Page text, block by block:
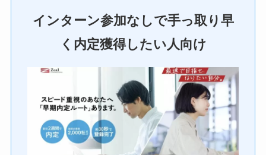
インターン参加なしで手っ取り早
く内定獲得したい人向け